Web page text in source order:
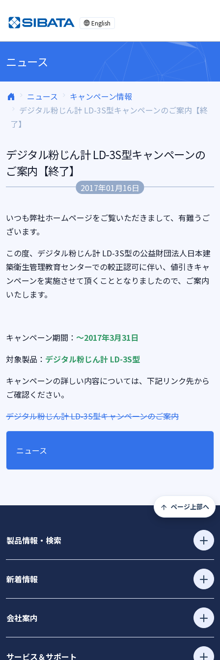
English
ニュース
ニュース
キャンペーン情報
デジタル粉じん計 LD-3S型キャンペーンのご案内【終
了】
デジタル粉じん計 LD-3S型キャンペーンの
ご案内【終了】
2017年01月16日
いつも弊社ホームページをご覧いただきまして、有難うご
ざいます。
この度、デジタル粉じん計 LD-3S型の公益財団法人日本建
築衛生管理教育センターでの較正認可に伴い、値引きキャ
ンペーンを実施させて頂くこととなりましたので、ご案内
いたします。
キャンペーン期間： ～2017年3月31日
対象製品： デジタル粉じん計 LD-3S型
キャンペーンの詳しい内容については、下記リンク先から
ご確認ください。
デジタル粉じん計 LD-3S型キャンペーンのご案内
ニュース
ページ上部へ
製品情報・検索
新着情報
会社案内
サービス＆サポート